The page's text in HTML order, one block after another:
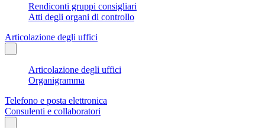
Rendiconti gruppi consigliari
Atti degli organi di controllo
Articolazione degli uffici
Articolazione degli uffici
Organigramma
Telefono e posta elettronica
Consulenti e collaboratori